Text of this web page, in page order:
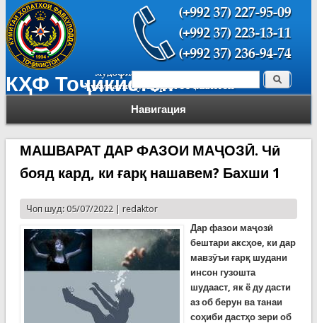
КҲФ Тоҷикистон
Навигация
Форма поиска Поиск
МАШВАРАТ ДАР ФАЗОИ МАҶОЗӢ. Чӣ
бояд кард, ки ғарқ нашавем? Бахши 1
Чоп шуд: 05/07/2022 | redaktor
Дар фазои маҷозӣ
бештари аксҳое, ки дар
мавзӯъи ғарқ шудани
инсон гузошта
шудааст, як ё ду дасти
аз об берун ва танаи
соҳиби дастҳо зери об